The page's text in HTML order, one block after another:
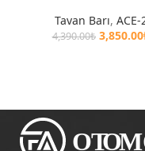
Tavan Barı, ACE-
4,390.00₺ 3,850.00